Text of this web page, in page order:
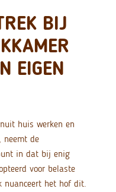
BIJ
EIGEN
huis werken en
neemt de
in dat bij enig
voor belaste
nuanceert het hof dit.